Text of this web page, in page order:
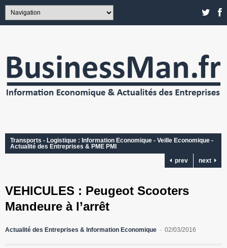
Transports - Logistique : Information Economique - Veille Economique -
Actualité des Entreprises & PME PMI
prev
next
VEHICULES : Peugeot Scooters
Mandeure à l’arrêt
Actualité des Entreprises & Information Economique 02/03/2016